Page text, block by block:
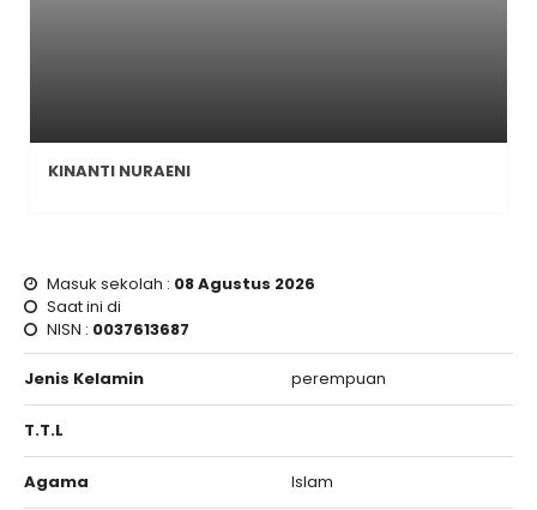
KINANTI NURAENI
Masuk sekolah : 08 Agustus 2026
Saat ini di
NISN : 0037613687
Jenis Kelamin perempuan
T.T.L
Agama Islam